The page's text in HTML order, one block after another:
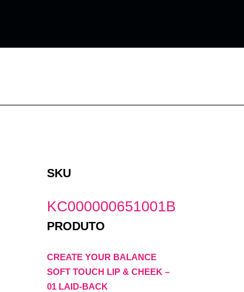
conteúdo
SKU
KC000000651001B
PRODUTO
CREATE YOUR BALANCE
SOFT TOUCH LIP & CHEEK –
01 LAID-BACK